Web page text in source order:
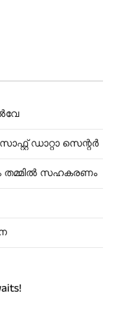
ഡാറ്റാ സെന്റർ
സഹകരണം